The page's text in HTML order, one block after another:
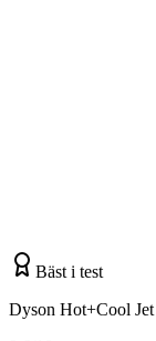
Bäst i test
Dyson Hot+Cool